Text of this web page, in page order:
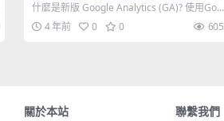
什麼是新版 Google Analytics (GA)? 使用Goo
gle An...
4 年前 0 0 605
關於本站 聯繫我們